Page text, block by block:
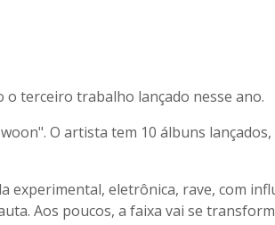
o terceiro trabalho lançado nesse ano.
O artista tem 10 álbuns
experimental, eletrônica, rave, com
Aos poucos, a faixa vai se